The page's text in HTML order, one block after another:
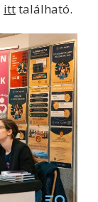
itttalálható.